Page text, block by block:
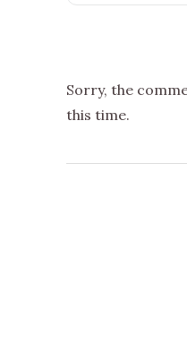
Sorry, the
this time.